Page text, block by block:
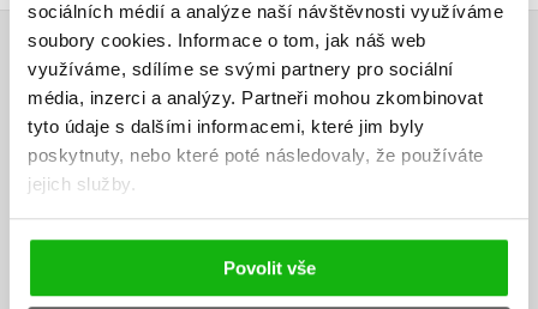
sociálních médií a analýze naší návštěvnosti využíváme
soubory cookies. Informace o tom, jak náš web
využíváme, sdílíme se svými partnery pro sociální
média, inzerci a analýzy. Partneři mohou zkombinovat
tyto údaje s dalšími informacemi, které jim byly
poskytnuty, nebo které poté následovaly, že používáte
jejich služby.
Povolit vše
HODNOCENÍ ČTENÁŘŮ
V současné době nejsou vytvořena žádná uživatelská hodnocení.
Vaše hodnocení